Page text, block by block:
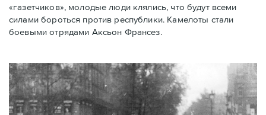
«газетчиков», молодые люди клялись, что будут всеми
силами бороться против республики. Камелоты стали
боевыми отрядами Аксьон Франсез.